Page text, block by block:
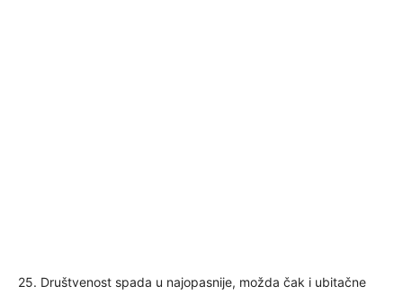
25. Društvenost spada u najopasnije, možda čak i ubitačne